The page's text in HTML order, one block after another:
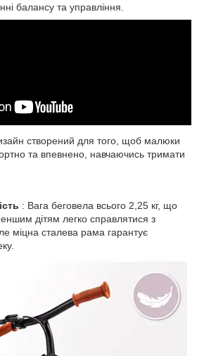
балансу та управління.
створений для того, щоб малюки
та впевнено, навчаючись тримати
: Вага беговела всього 2,25 кг, що
дітям легко справлятися з
міцна сталева рама гарантує